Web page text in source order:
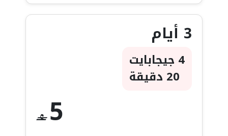
3 أيام
4 جيجابايت
20 دقيقة
5
‒